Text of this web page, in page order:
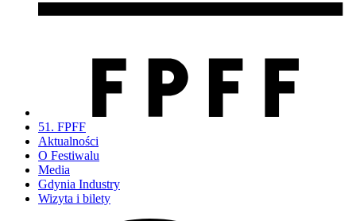
51. FPFF
Aktualności
O Festiwalu
Media
Gdynia Industry
Wizyta i bilety